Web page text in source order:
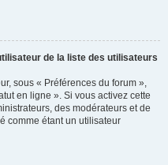
de la liste des utilisateurs
sous « Préférences du forum »,
en ligne ». Si vous activez cette
des modérateurs et de
comme étant un utilisateur